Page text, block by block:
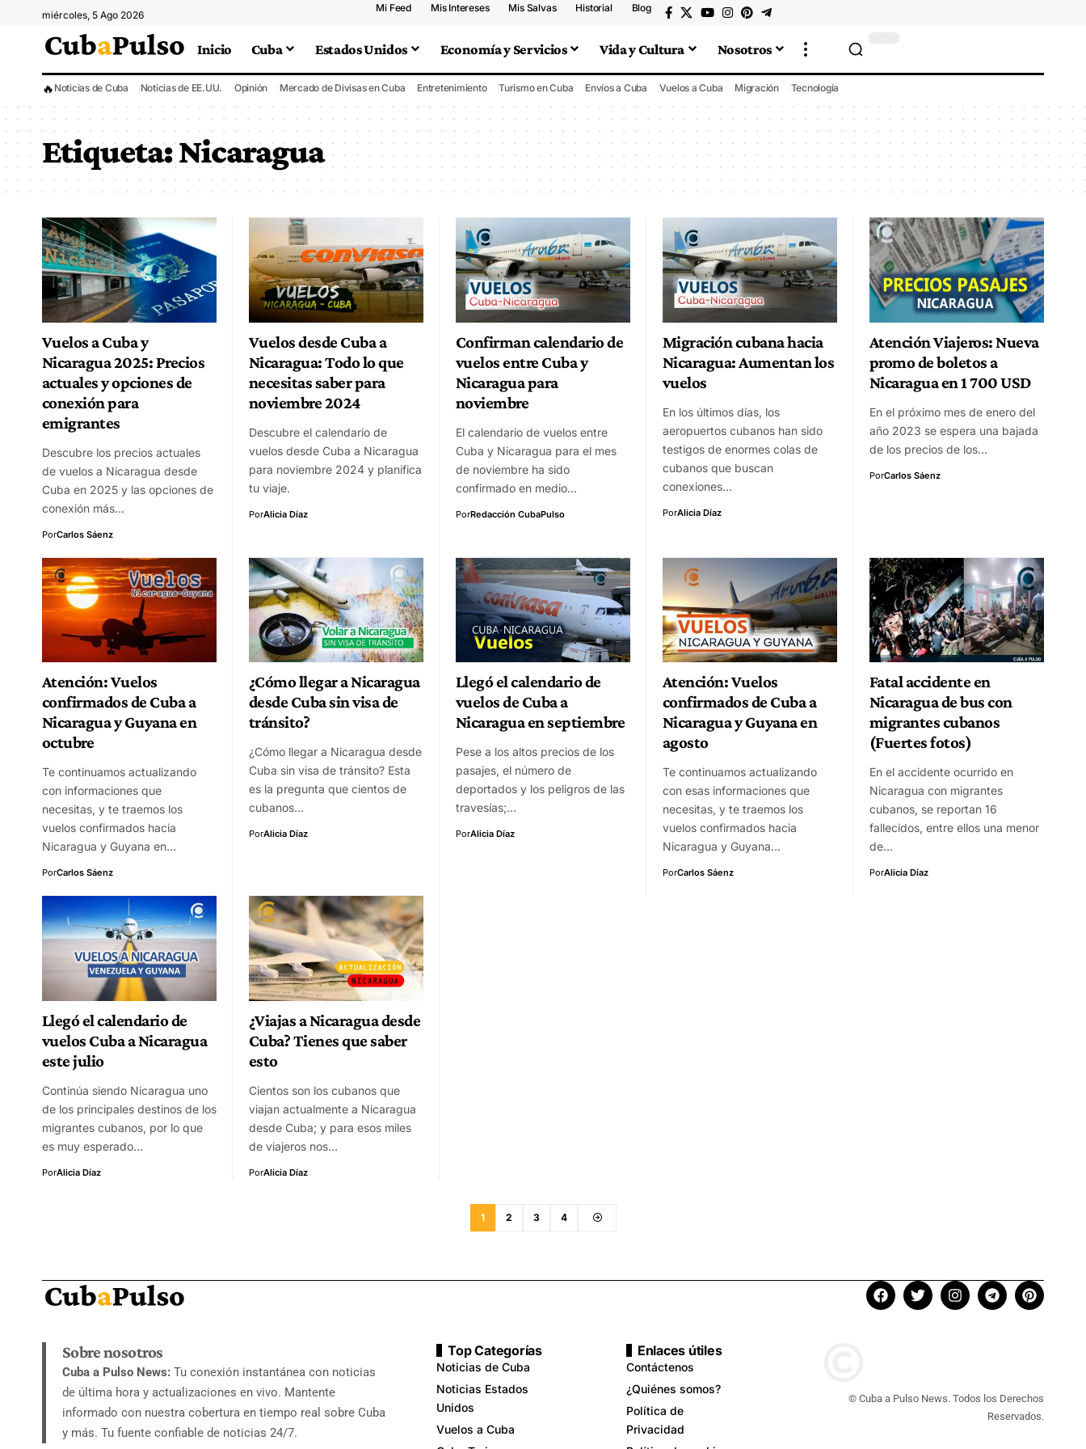
miércoles, 5 Ago 2026
Mi Feed Mis Intereses Mis Salvas Historial Blog
Inicio Cuba Estados Unidos Economía y Servicios Vida y Cultura Nosotros
🔥 Noticias de Cuba Noticias de EE.UU. Opinión Mercado de Divisas en Cuba Entretenimiento Turismo en Cuba Envíos a Cuba Vuelos a Cuba Migración Tecnología
Etiqueta:Nicaragua
Vuelos a Cuba y
Nicaragua 2025: Precios
actuales y opciones de
conexión para
emigrantes
Descubre los precios actuales
de vuelos a Nicaragua desde
Cuba en 2025 y las opciones de
conexión más…
PorCarlos Sáenz
Vuelos desde Cuba a
Nicaragua: Todo lo que
necesitas saber para
noviembre 2024
Descubre el calendario de
vuelos desde Cuba a Nicaragua
para noviembre 2024 y planifica
tu viaje.
PorAlicia Díaz
Confirman calendario de
vuelos entre Cuba y
Nicaragua para
noviembre
El calendario de vuelos entre
Cuba y Nicaragua para el mes
de noviembre ha sido
confirmado en medio…
PorRedacción CubaPulso
Migración cubana hacia
Nicaragua: Aumentan los
vuelos
En los últimos días, los
aeropuertos cubanos han sido
testigos de enormes colas de
cubanos que buscan
conexiones…
PorAlicia Díaz
Atención Viajeros: Nueva
promo de boletos a
Nicaragua en 1 700 USD
En el próximo mes de enero del
año 2023 se espera una bajada
de los precios de los…
PorCarlos Sáenz
Atención: Vuelos
confirmados de Cuba a
Nicaragua y Guyana en
octubre
Te continuamos actualizando
con informaciones que
necesitas, y te traemos los
vuelos confirmados hacia
Nicaragua y Guyana en…
PorCarlos Sáenz
¿Cómo llegar a Nicaragua
desde Cuba sin visa de
tránsito?
¿Cómo llegar a Nicaragua desde
Cuba sin visa de tránsito? Esta
es la pregunta que cientos de
cubanos…
PorAlicia Díaz
Llegó el calendario de
vuelos de Cuba a
Nicaragua en septiembre
Pese a los altos precios de los
pasajes, el número de
deportados y los peligros de las
travesías;…
PorAlicia Díaz
Atención: Vuelos
confirmados de Cuba a
Nicaragua y Guyana en
agosto
Te continuamos actualizando
con esas informaciones que
necesitas, y te traemos los
vuelos confirmados hacia
Nicaragua y Guyana…
PorCarlos Sáenz
Fatal accidente en
Nicaragua de bus con
migrantes cubanos
(Fuertes fotos)
En el accidente ocurrido en
Nicaragua con migrantes
cubanos, se reportan 16
fallecidos, entre ellos una menor
de…
PorAlicia Díaz
Llegó el calendario de
vuelos Cuba a Nicaragua
este julio
Continúa siendo Nicaragua uno
de los principales destinos de los
migrantes cubanos, por lo que
es muy esperado…
PorAlicia Díaz
¿Viajas a Nicaragua desde
Cuba? Tienes que saber
esto
Cientos son los cubanos que
viajan actualmente a Nicaragua
desde Cuba; y para esos miles
de viajeros nos…
PorAlicia Díaz
1 2 3 4
Sobre nosotros
Cuba a Pulso News: Tu conexión instantánea con noticias
de última hora y actualizaciones en vivo. Mantente
informado con nuestra cobertura en tiempo real sobre Cuba
y más. Tu fuente confiable de noticias 24/7.
Top Categorías
Noticias de Cuba
Noticias Estados
Unidos
Vuelos a Cuba
Enlaces útiles
Contáctenos
¿Quiénes somos?
Política de
Privacidad
© Cuba a Pulso News. Todos los Derechos
Reservados.